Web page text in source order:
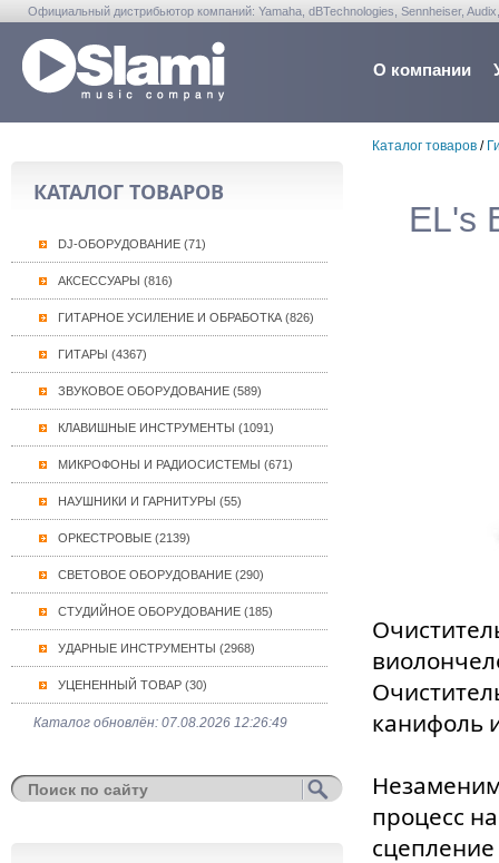
Официальный дистрибьютор компаний: Yamaha, dBTechnologies, Sennheiser,
О компании
КАТАЛОГ ТОВАРОВ
DJ-ОБОРУДОВАНИЕ (71)
АКСЕССУАРЫ (816)
ГИТАРНОЕ УСИЛЕНИЕ И ОБРАБОТКА (826)
ГИТАРЫ (4367)
ЗВУКОВОЕ ОБОРУДОВАНИЕ (589)
КЛАВИШНЫЕ ИНСТРУМЕНТЫ (1091)
МИКРОФОНЫ И РАДИОСИСТЕМЫ (671)
НАУШНИКИ И ГАРНИТУРЫ (55)
ОРКЕСТРОВЫЕ (2139)
СВЕТОВОЕ ОБОРУДОВАНИЕ (290)
СТУДИЙНОЕ ОБОРУДОВАНИЕ (185)
УДАРНЫЕ ИНСТРУМЕНТЫ (2968)
УЦЕНЕННЫЙ ТОВАР (30)
Каталог обновлён: 07.08.2026 12:26:49
Каталог товаров/
EL's
канифоль
процесс